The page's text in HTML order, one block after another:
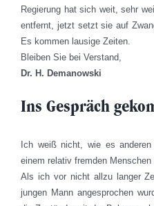
Regierung hat sich weit, sehr
entfernt, jetzt setzt sie auf
Es kommen lausige Zeiten.
Bleiben Sie bei Verstand,
Dr. H. Demanowski
Ins Gespräch
Ich weiß nicht, wie es
einem relativ fremden Menschen
Als ich vor nicht allzu langer
jungen Mann angesprochen